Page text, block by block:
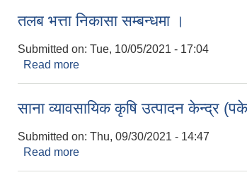
तलब भत्ता निकासा सम्बन्धमा ।
Submitted on: Tue, 10/05/2021 - 17:04
Read more
साना व्यावसायिक कृषि उत्पादन केन्द्र
Submitted on: Thu, 09/30/2021 - 14:47
Read more